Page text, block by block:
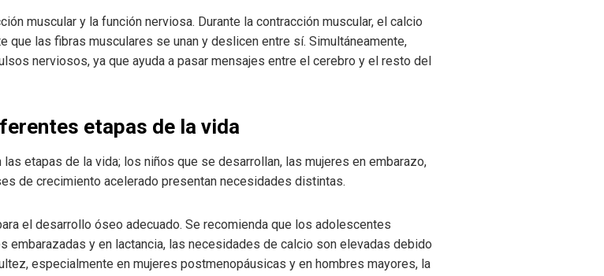
muscular y la función nerviosa. Durante la contracción muscular, el calcio
las fibras musculares se unan y deslicen entre sí. Simultáneamente,
nerviosos, ya que ayuda a pasar mensajes entre el cerebro y el resto del
etapas de la vida
etapas de la vida; los niños que se desarrollan, las mujeres en embarazo,
de crecimiento acelerado presentan necesidades distintas.
el desarrollo óseo adecuado. Se recomienda que los adolescentes
embarazadas y en lactancia, las necesidades de calcio son elevadas debido
especialmente en mujeres postmenopáusicas y en hombres mayores, la